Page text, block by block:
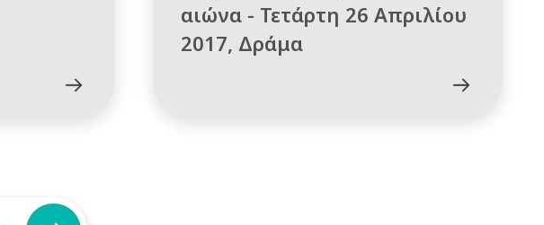
αιώνα - Τετάρτη 26 Απριλίου
2017, Δράμα